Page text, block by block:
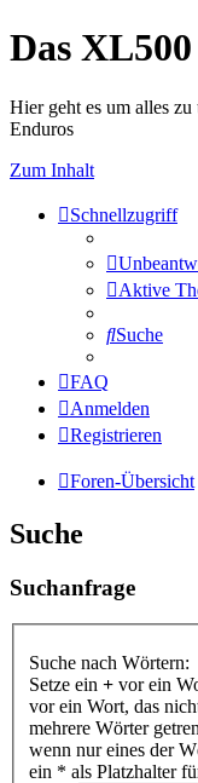
Das
Hier geht es um alles
Enduros
Zum Inhalt
Schnellzugriff
Aktive
Suche
FAQ
Anmelden
Registrieren
Foren-Übersicht
Suche
Suchanfrage
Suche nach Wörtern:
Setze ein + vor ein
vor ein Wort, das
mehrere Wörter
wenn nur eines der
ein * als Platzhalter